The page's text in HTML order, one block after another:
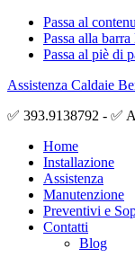
Passa al
Passa alla
Passa al piè di
Assistenza Caldaie
✅ 393.9138792 - ✅
Home
Installazione
Assistenza
Manutenzione
Preventivi e
Contatti
Blog